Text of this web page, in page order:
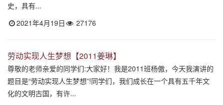
史，具有...
2021年4月19日
27176
劳动实现人生梦想【2011姜琳】
尊敬的老师亲爱的同学们:大家好！我是2011班杨傲，今天我演讲的
题目是“劳动实现人生梦想”!同学们，我们成长在一个具有五千年文
化的文明古国，有许...